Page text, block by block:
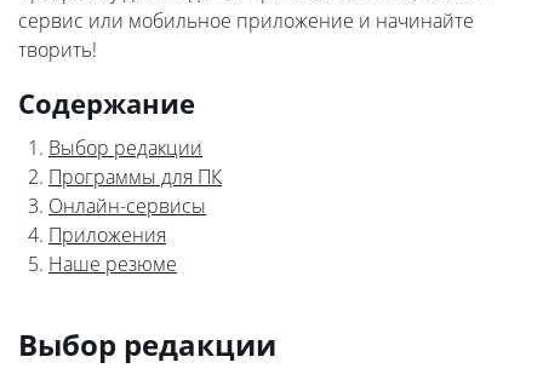
сервис или мобильное приложение и начинайте
творить!
Содержание
Выбор редакции
Программы для ПК
Онлайн-сервисы
Приложения
Наше резюме
Выбор редакции